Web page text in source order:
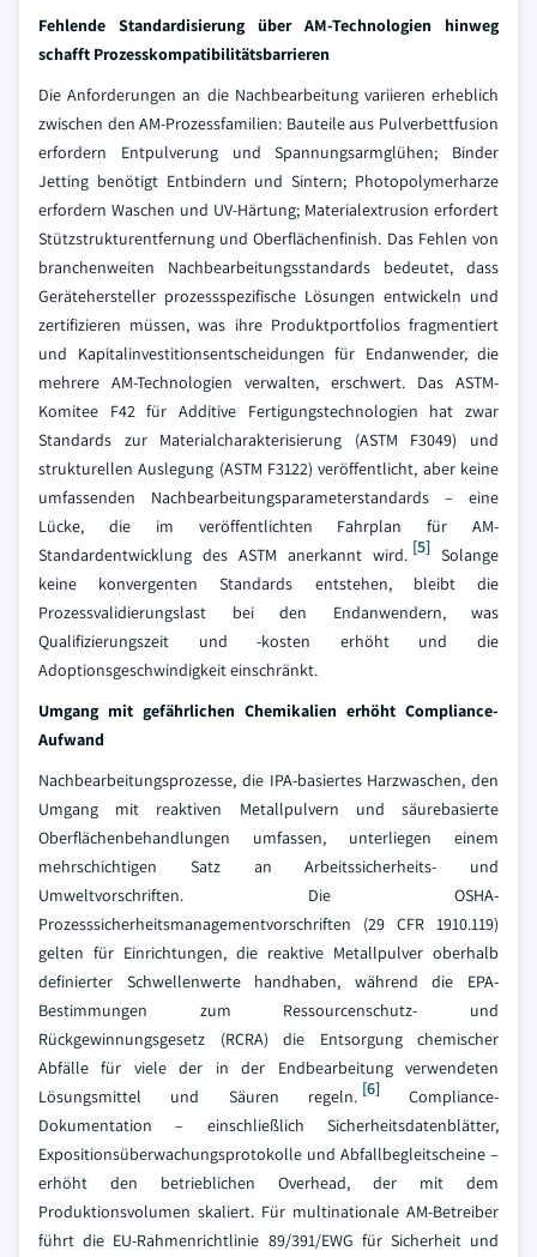
Fehlende Standardisierung über AM-Technologien hinweg
schafft Prozesskompatibilitätsbarrieren
Die Anforderungen an die Nachbearbeitung variieren erheblich
zwischen den AM-Prozessfamilien: Bauteile aus Pulverbettfusion
erfordern Entpulverung und Spannungsarmglühen; Binder
Jetting benötigt Entbindern und Sintern; Photopolymerharze
erfordern Waschen und UV-Härtung; Materialextrusion erfordert
Stützstrukturentfernung und Oberflächenfinish. Das Fehlen von
branchenweiten Nachbearbeitungsstandards bedeutet, dass
Gerätehersteller prozessspezifische Lösungen entwickeln und
zertifizieren müssen, was ihre Produktportfolios fragmentiert
und Kapitalinvestitionsentscheidungen für Endanwender, die
mehrere AM-Technologien verwalten, erschwert. Das ASTM-
Komitee F42 für Additive Fertigungstechnologien hat zwar
Standards zur Materialcharakterisierung (ASTM F3049) und
strukturellen Auslegung (ASTM F3122) veröffentlicht, aber keine
umfassenden Nachbearbeitungsparameterstandards – eine
Lücke, die im veröffentlichten Fahrplan für AM-
Standardentwicklung des ASTM anerkannt wird. [5] Solange
keine konvergenten Standards entstehen, bleibt die
Prozessvalidierungslast bei den Endanwendern, was
Qualifizierungszeit und -kosten erhöht und die
Adoptionsgeschwindigkeit einschränkt.
Umgang mit gefährlichen Chemikalien erhöht Compliance-
Aufwand
Nachbearbeitungsprozesse, die IPA-basiertes Harzwaschen, den
Umgang mit reaktiven Metallpulvern und säurebasierte
Oberflächenbehandlungen umfassen, unterliegen einem
mehrschichtigen Satz an Arbeitssicherheits- und
Umweltvorschriften. Die OSHA-
Prozesssicherheitsmanagementvorschriften (29 CFR 1910.119)
gelten für Einrichtungen, die reaktive Metallpulver oberhalb
definierter Schwellenwerte handhaben, während die EPA-
Bestimmungen zum Ressourcenschutz- und
Rückgewinnungsgesetz (RCRA) die Entsorgung chemischer
Abfälle für viele der in der Endbearbeitung verwendeten
Lösungsmittel und Säuren regeln. [6]Compliance-
Dokumentation – einschließlich Sicherheitsdatenblätter,
Expositionsüberwachungsprotokolle und Abfallbegleitscheine –
erhöht den betrieblichen Overhead, der mit dem
Produktionsvolumen skaliert. Für multinationale AM-Betreiber
führt die EU-Rahmenrichtlinie 89/391/EWG für Sicherheit und